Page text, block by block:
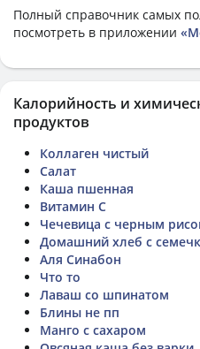
Полный справочник самых
посмотреть в приложении
Калорийность и
продуктов
Коллаген чистый
Салат
Каша пшенная
Витамин C
Чечевица с черным
Домашний хлеб с
Аля Синабон
Что то
Лаваш со шпинатом
Блины не пп
Манго с сахаром